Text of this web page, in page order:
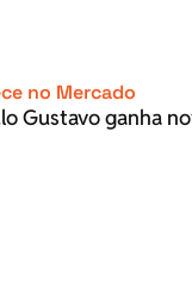
no Mercado
Gustavo ganha